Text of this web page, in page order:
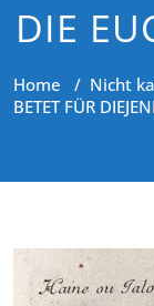
DIE
Home / Nicht
BETET FÜR